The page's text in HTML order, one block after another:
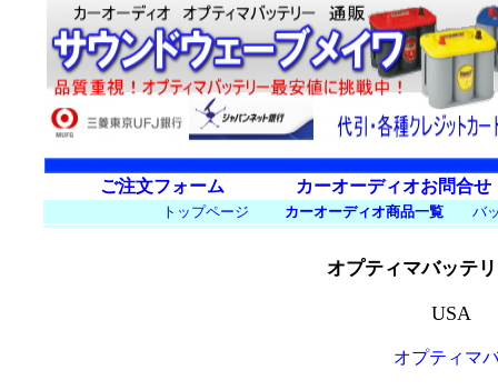
ご注文フォーム カーオーディオお問合せ
トップページ カーオーディオ商品一覧 バ
オプティマバッ
USA
オプティマ